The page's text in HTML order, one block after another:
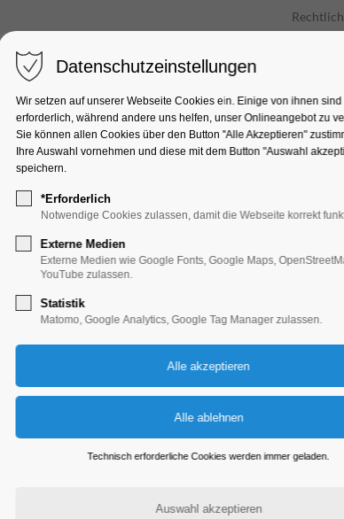
Unterkünfte Entdecken &
Das kleine Wir
Kinder, Jugend, Lesung
29.04.2025, 09:30–10:00
Datenschutzeinstellungen
Wir setzen auf unserer Webseite Cookies ein. Einige von ihnen sind
erforderlich, während andere uns helfen, unser Onlineangebot zu
Sie können allen Cookies über den Button "Alle Akzeptieren"
Ihre Auswahl vornehmen und diese mit dem Button "Auswahl
speichern.
*Erforderlich
Notwendige Cookies zulassen, damit die Webseite korrekt
Externe Medien
Externe Medien wie Google Fonts, Google Maps,
YouTube zulassen.
Statistik
Matomo, Google Analytics, Google Tag Manager zulassen.
Technisch erforderliche Cookies werden immer geladen.